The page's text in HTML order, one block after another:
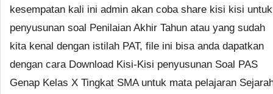
kesempatan kali ini admin akan coba share kisi kisi untuk
penyusunan soal Penilaian Akhir Tahun atau yang sudah
kita kenal dengan istilah PAT, file ini bisa anda dapatkan
dengan cara Download Kisi-Kisi penyusunan Soal PAS
Genap Kelas X Tingkat SMA untuk mata pelajaran